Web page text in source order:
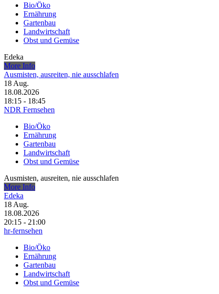
Bio/Öko
Ernährung
Gartenbau
Landwirtschaft
Obst und Gemüse
Edeka
More Info
Ausmisten, ausreiten, nie ausschlafen
18 Aug.
18.08.2026
18:15 - 18:45
NDR Fernsehen
Bio/Öko
Ernährung
Gartenbau
Landwirtschaft
Obst und Gemüse
Ausmisten, ausreiten, nie ausschlafen
More Info
Edeka
18 Aug.
18.08.2026
20:15 - 21:00
hr-fernsehen
Bio/Öko
Ernährung
Gartenbau
Landwirtschaft
Obst und Gemüse